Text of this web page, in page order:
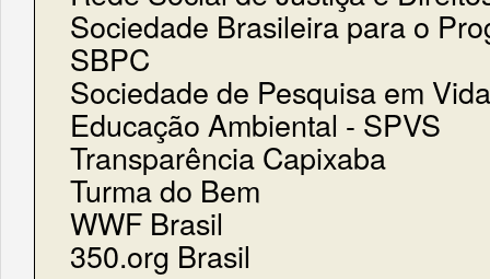
Sociedade Brasileira para o
SBPC
Sociedade de Pesquisa em
Educação Ambiental - SPVS
Transparência Capixaba
Turma do Bem
WWF Brasil
350.org Brasil